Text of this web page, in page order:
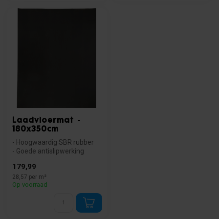
Laadvloermat -
180x350cm
- Hoogwaardig SBR rubber
- Goede antislipwerking
snijden
179,99
28,57 per m²
Op voorraad